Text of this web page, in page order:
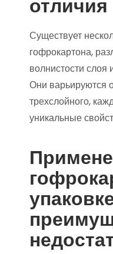
отличия
Существует
гофрокартона,
волнистости слоя
Они варьируются
трехслойного,
уникальные